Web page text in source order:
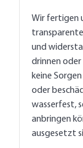
Wir fertigen
und
drinnen oder
keine
oder
wasserfest,
anbringen
ausgesetzt